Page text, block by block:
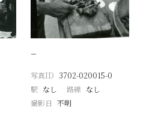
−
写真ID 3702-020015-0
駅 なし 路線 なし
撮影日 不明